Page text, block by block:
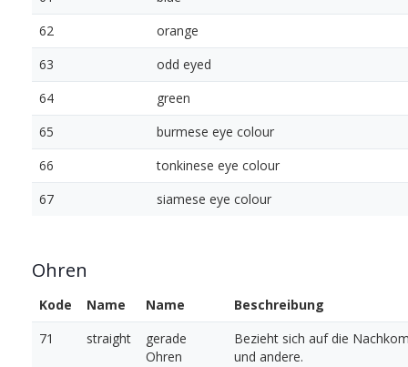
62
orange
63
odd eyed
64
green
65
burmese eye colour
66
tonkinese eye colour
67
siamese eye colour
Ohren
Kode Name Name
Beschreibung
71
straight
gerade
Ohren
Bezieht sich auf die
und andere.